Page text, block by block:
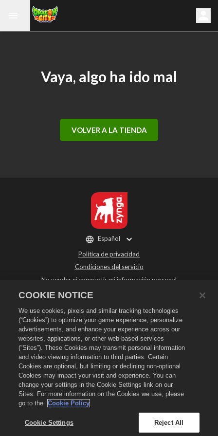
Vaya, algo ha ido mal
VOLVER A LA TIENDA
Política de privacidad
Condiciones del servicio
No vender ni compartir mi información personal
Política de reembolso
Asistencia de la tienda
Asistencia del juego
Configuración de cookies
© 2026Social Point S.L. Dragon City y el logo de Dragon City son marcas
registradas de Social Point S.L. Reservados todos los derechos. La tienda de
Dragon City está gestionada por Zynga, Inc. Ofertas válidas solo dentro del
juego de Dragon City. La disponibilidad y el precio de las ofertas varían según
la región.
Español
COOKIE NOTICE
We use cookies, pixels and similar tracking technologies
(“Cookies”) to optimize your game experience, personalize
advertisements, and enhance your experience across our
websites, applications, or other web-based services
(“Sites”). These Cookies may transmit personal information
and video viewing information to third parties. Certain
Cookies are optional, but limiting or declining non-optional
Cookies may impact your visit and experience. You can
change your settings in the Cookie Settings link on our
Sites. For more information on the Cookies we use, please
go to the
Cookie Policy
Cookie Settings Reject All